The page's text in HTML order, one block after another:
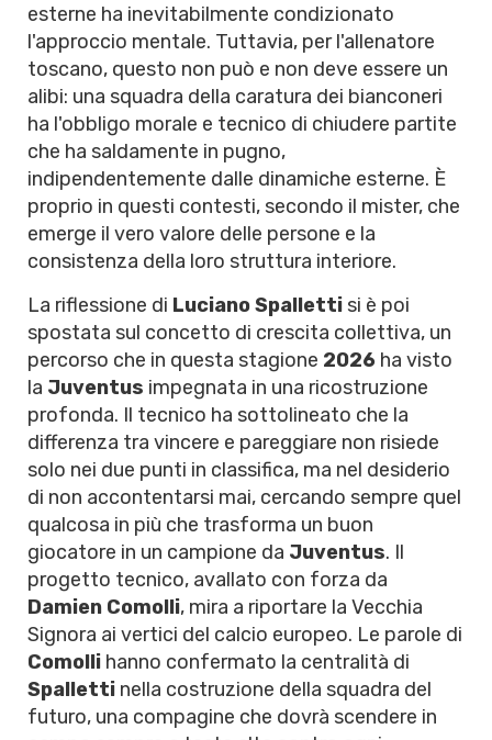
esterne ha inevitabilmente condizionato
l'approccio mentale. Tuttavia, per l'allenatore
toscano, questo non può e non deve essere un
alibi: una squadra della caratura dei bianconeri
ha l'obbligo morale e tecnico di chiudere partite
che ha saldamente in pugno,
indipendentemente dalle dinamiche esterne. È
proprio in questi contesti, secondo il mister, che
emerge il vero valore delle persone e la
consistenza della loro struttura interiore.
La riflessione di Luciano Spalletti si è poi
spostata sul concetto di crescita collettiva, un
percorso che in questa stagione 2026 ha visto
la Juventus impegnata in una ricostruzione
profonda. Il tecnico ha sottolineato che la
differenza tra vincere e pareggiare non risiede
solo nei due punti in classifica, ma nel desiderio
di non accontentarsi mai, cercando sempre quel
qualcosa in più che trasforma un buon
giocatore in un campione da Juventus. Il
progetto tecnico, avallato con forza da
Damien Comolli, mira a riportare la Vecchia
Signora ai vertici del calcio europeo. Le parole di
Comolli hanno confermato la centralità di
Spalletti nella costruzione della squadra del
futuro, una compagine che dovrà scendere in